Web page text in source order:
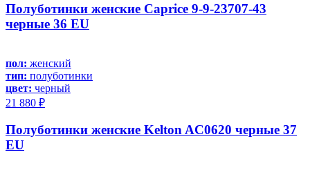
Полуботинки женские Caprice 9-9-23707-43
черные 36 EU
пол: женский
тип: полуботинки
цвет: черный
21 880 ₽
Полуботинки женские Kelton AC0620 черные 37
EU